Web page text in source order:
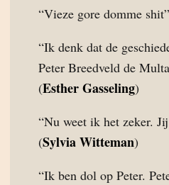
“Vieze gore domme
“Ik denk dat de
Peter Breedveld de
(Esther Gasseling)
“Nu weet ik het zeker.
(Sylvia Witteman)
“Ik ben dol op Peter.